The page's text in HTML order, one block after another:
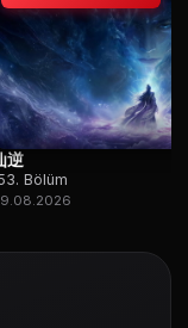
逆
Bölüm